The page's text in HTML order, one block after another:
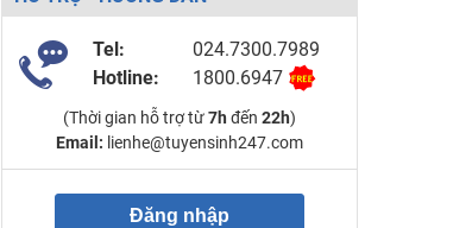
Tel:
024.7300.7989
Hotline:
1800.6947
(Thời gian hỗ trợ từ7h đến 22h)
Email: lienhe@tuyensinh247.com
Đăng nhập